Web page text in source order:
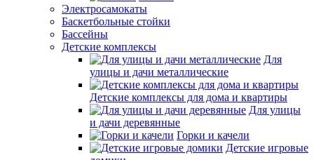
Электросамокаты
Баскетбольные стойки
Бассейны
Детские комплексы
Для
улицы и дачи металлические
Детские комплексы для дома и квартиры
Для улицы
и дачи деревянные
Горки и качели
Детские игровые